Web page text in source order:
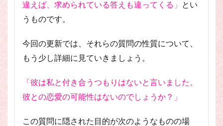
違えば、求められている答えも違ってくる」
とい
うものです。
今回の更新では、それらの質問の性質について、
もう少し詳細に見ていきましょう。
「彼は私と付き合うつもりはないと言いました。
彼との恋愛の可能性はないのでしょうか？」
この質問に隠された目的が次のようなものの場